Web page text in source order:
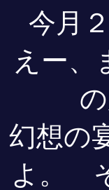
今月
えー、
幻想の
よ。